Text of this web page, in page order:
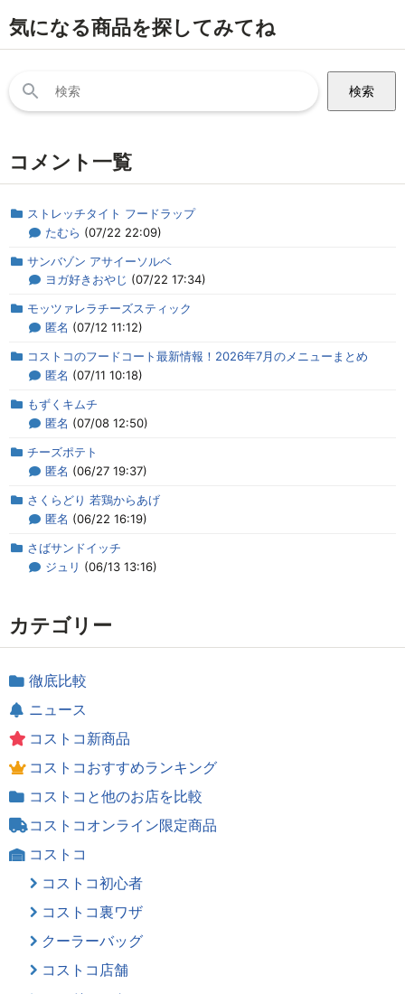
気になる商品を探してみてね
索:
コメント一覧
ストレッチタイト フードラップ
たむら (07/22 22:09)
サンバゾン アサイーソルベ
ヨガ好きおやじ (07/22 17:34)
モッツァレラチーズスティック
匿名 (07/12 11:12)
コストコのフードコート最新情報！2026年7月のメニューまとめ
匿名 (07/11 10:18)
もずくキムチ
匿名 (07/08 12:50)
チーズポテト
匿名 (06/27 19:37)
さくらどり 若鶏からあげ
匿名 (06/22 16:19)
さばサンドイッチ
ジュリ (06/13 13:16)
カテゴリー
徹底比較
ニュース
コストコ新商品
コストコおすすめランキング
コストコと他のお店を比較
コストコオンライン限定商品
コストコ
コストコ初心者
コストコ裏ワザ
クーラーバッグ
コストコ店舗